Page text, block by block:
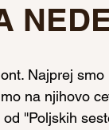
Najprej
na njihovo
''Poljskih